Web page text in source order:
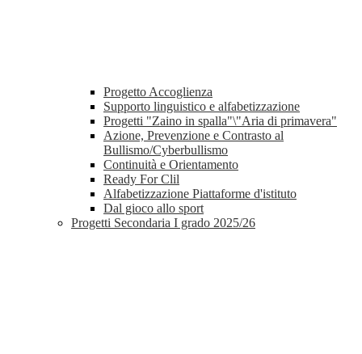
Progetto Accoglienza
Supporto linguistico e alfabetizzazione
Progetti "Zaino in spalla"\"Aria di primavera"
Azione, Prevenzione e Contrasto al
Bullismo/Cyberbullismo
Continuità e Orientamento
Ready For Clil
Alfabetizzazione Piattaforme d'istituto
Dal gioco allo sport
Progetti Secondaria I grado 2025/26